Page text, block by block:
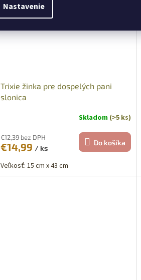
Nastavenie
Trixie žinka pre dospelých pani
slonica
Skladom (>5 ks)
€12,39 bez DPH
€14,99 / ks
Do košíka
Veľkosť: 15 cm x 43 cm